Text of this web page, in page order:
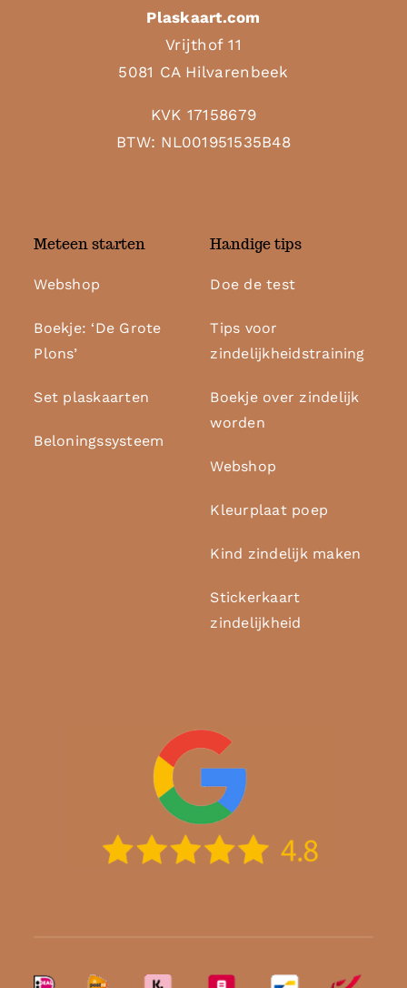
Plaskaart.com
Vrijthof 11
5081 CA Hilvarenbeek
KVK 17158679
BTW: NL001951535B48
Meteen starten
Webshop
Boekje: ‘De Grote
Plons’
Set plaskaarten
Beloningssysteem
Handige tips
Doe de test
Tips voor
zindelijkheidstraining
Boekje over zindelijk
worden
Webshop
Kleurplaat poep
Kind zindelijk maken
Stickerkaart
zindelijkheid